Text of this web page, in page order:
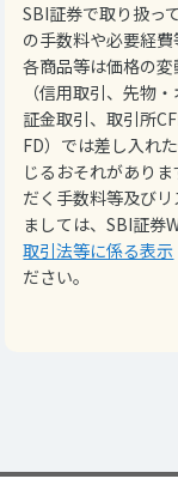
SBI証券で取り扱っ
の手数料や必要経費
各商品等は価格の
（信用取引、先物
証金取引、取引所
FD）では差し入れ
じるおそれがあり
だく手数料等及び
ましては、SBI証券
取引法等に係る表示
ださい。